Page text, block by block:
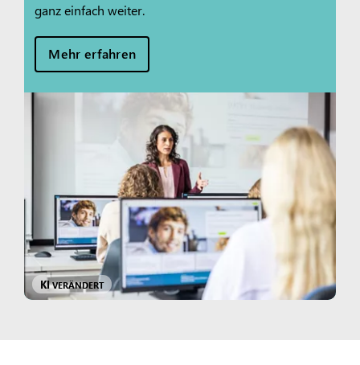
ganz einfach weiter.
Mehr erfahren
KIVERÄNDERT